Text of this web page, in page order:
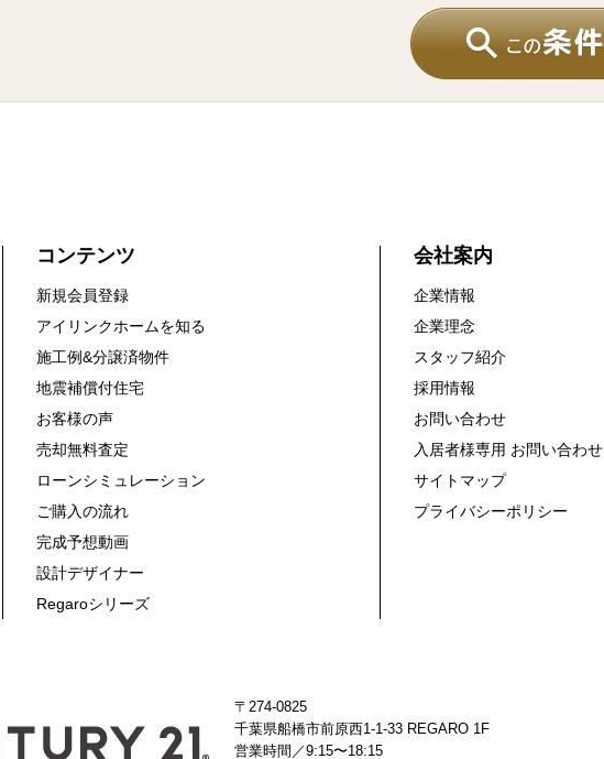
コンテンツ
新規会員登録
アイリンクホームを知る
施工例&分譲済物件
地震補償付住宅
お客様の声
売却無料査定
ローンシミュレーション
ご購入の流れ
完成予想動画
設計デザイナー
Regaroシリーズ
会社案内
企業情報
企業理念
スタッフ紹介
採用情報
お問い合わせ
入居者様専用 お問い合わせ
サイトマップ
プライバシーポリシー
〒274-0825
千葉県船橋市前原西1-1-33 REGARO 1F
営業時間／9:15〜18:15